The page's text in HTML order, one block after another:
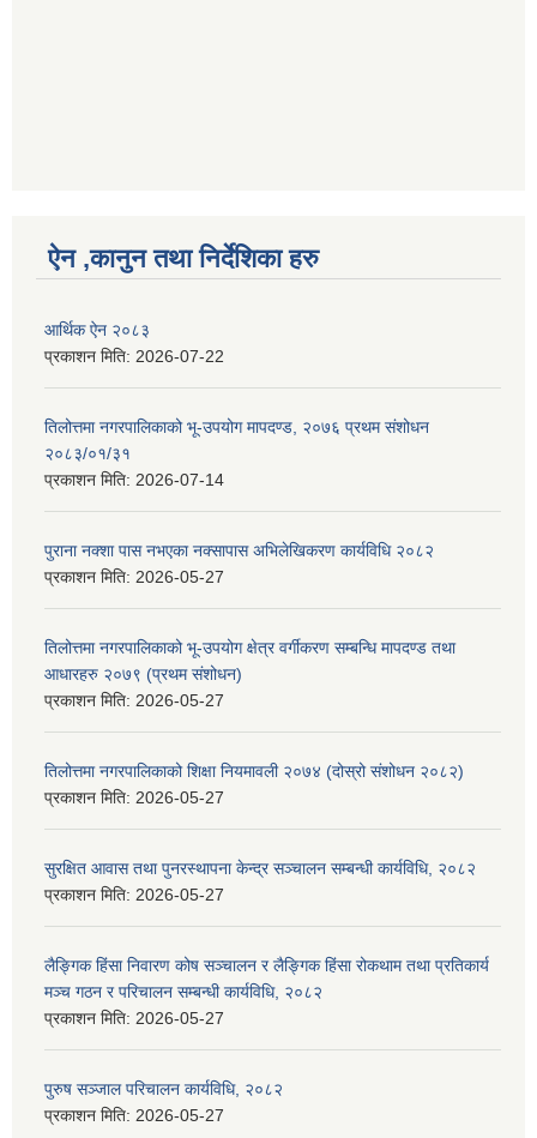
ऐन ,कानुन तथा निर्देशिका हरु
आर्थिक ऐन २०८३
प्रकाशन मिति: 2026-07-22
तिलोत्तमा नगरपालिकाको भू-उपयोग मापदण्ड, २०७६ प्रथम संशोधन
२०८३/०१/३१
प्रकाशन मिति: 2026-07-14
पुराना नक्शा पास नभएका नक्सापास अभिलेखिकरण कार्यविधि २०८२
प्रकाशन मिति: 2026-05-27
तिलोत्तमा नगरपालिकाको भू-उपयोग क्षेत्र वर्गीकरण सम्बन्धि मापदण्ड तथा
आधारहरु २०७९ (प्रथम संशोधन)
प्रकाशन मिति: 2026-05-27
तिलोत्तमा नगरपालिकाको शिक्षा नियमावली २०७४ (दोस्रो संशोधन २०८२)
प्रकाशन मिति: 2026-05-27
सुरक्षित आवास तथा पुनरस्थापना केन्द्र सञ्चालन सम्बन्धी कार्यविधि, २०८२
प्रकाशन मिति: 2026-05-27
लैङ्गिक हिंसा निवारण कोष सञ्चालन र लैङ्गिक हिंसा रोकथाम तथा प्रतिकार्य
मञ्च गठन र परिचालन सम्बन्धी कार्यविधि, २०८२
प्रकाशन मिति: 2026-05-27
पुरुष सञ्जाल परिचालन कार्यविधि, २०८२
प्रकाशन मिति: 2026-05-27